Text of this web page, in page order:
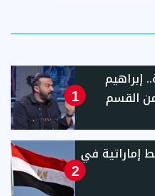
1
إبراهيم
القسم
2
إماراتية في